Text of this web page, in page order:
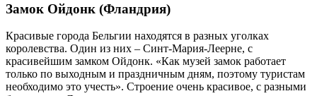
Замок Ойдонк (Фландрия)
Красивые города Бельгии находятся в разных уголках
королевства. Один из них – Синт-Мария-Леерне, с
красивейшим замком Ойдонк. «Как музей замок работает
только по выходным и праздничным дням, поэтому туристам
необходимо это учесть». Строение очень красивое, с разными